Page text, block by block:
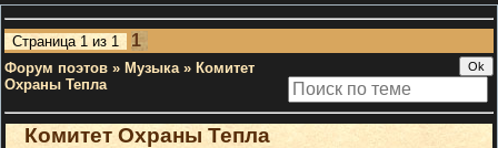
Страница 1 из 1 1
Форум поэтов » Музыка » Комитет
Охраны Тепла
Комитет Охраны Тепла